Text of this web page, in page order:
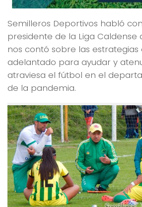
Semilleros Deportivos habló
presidente de la Liga Caldense
nos contó sobre las estrategias
adelantado para ayudar y
atraviesa el fútbol en el
de la pandemia.